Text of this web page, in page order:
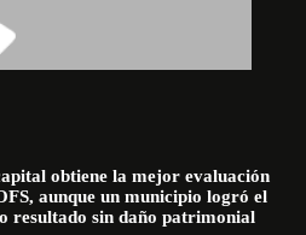
obtiene la mejor evaluación
aunque un municipio logró el
resultado sin daño patrimonial